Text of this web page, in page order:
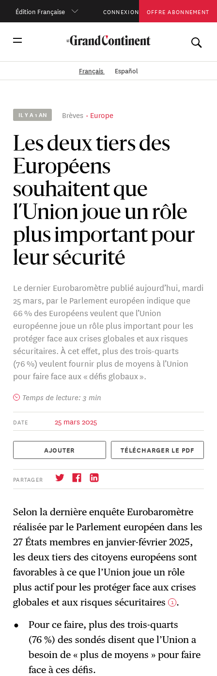
Édition Française CONNEXION OFFRE ABONNEMENT
Français Español
IL Y A 1 AN Brèves Europe
Les deux tiers des
Européens
souhaitent que
l’Union joue un rôle
plus important pour
leur sécurité
Le dernier Eurobaromètre publié aujourd’hui, mardi
25 mars, par le Parlement européen indique que
66 % des Européens veulent que l’Union
européenne joue un rôle plus important pour les
protéger face aux crises globales et aux risques
sécuritaires. À cet effet, plus des trois-quarts
(76 %) veulent fournir plus de moyens à l’Union
pour faire face aux « défis globaux ».
Temps de lecture: 3 min
DATE 25 mars 2025
AJOUTER TÉLÉCHARGER LE PDF
PARTAGER
→ S'abonner
Selon la dernière enquête Eurobaromètre
réalisée par le Parlement européen dans les
27 États membres en janvier-février 2025,
les deux tiers des citoyens européens sont
favorables à ce que l’Union joue un rôle
plus actif pour les protéger face aux crises
globales et aux risques sécuritaires 1 .
Pour ce faire, plus des trois-quarts
(76 %) des sondés disent que l’Union a
besoin de « plus de moyens » pour faire
face à ces défis.